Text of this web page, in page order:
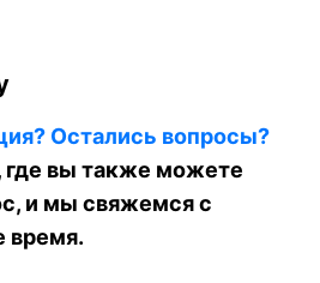
Остались вопросы?
где вы также можете
и мы свяжемся с
время.